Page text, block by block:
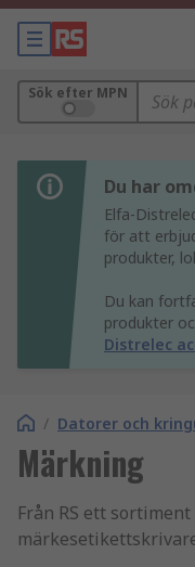
Sök efter MPN
Du har
Elfa-
för att
produkter,
Du kan
produkter
Distrelec
/ Datorer och
Märkning
Från RS ett